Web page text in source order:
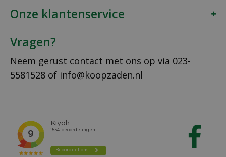
Onze klantenservice
Vragen?
Neem gerust contact met ons op via 023-
5581528 of info@koopzaden.nl